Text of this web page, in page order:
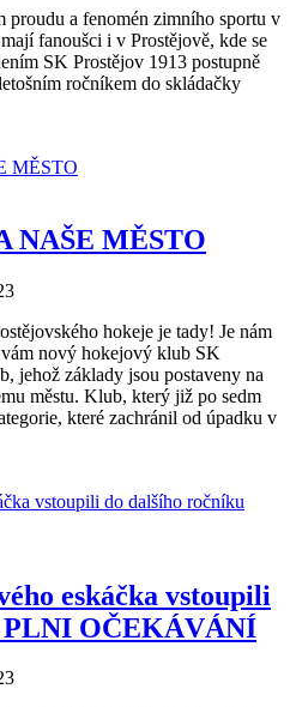
proudu a fenomén zimního sportu v
fanoušci i v Prostějově, kde se
SK Prostějov 1913 postupně
ročníkem do skládačky
NAŠE MĚSTO
hokeje je tady! Je nám
nový hokejový klub SK
jehož základy jsou postaveny na
městu. Klub, který již po sedm
které zachránil od úpadku v
eskáčka vstoupili
PLNI OČEKÁVÁNÍ